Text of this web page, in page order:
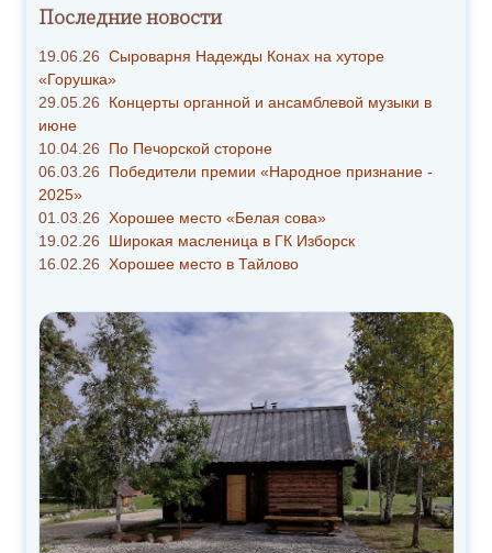
Последние новости
19.06.26 Сыроварня Надежды Конах на хуторе
«Горушка»
29.05.26 Концерты органной и ансамблевой музыки в
июне
10.04.26 По Печорской стороне
06.03.26 Победители премии «Народное признание -
2025»
01.03.26 Хорошее место «Белая сова»
19.02.26 Широкая масленица в ГК Изборск
16.02.26 Хорошее место в Тайлово